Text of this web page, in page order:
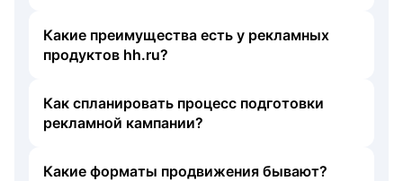
Какие преимущества есть у рекламных
продуктов hh.ru?
Как спланировать процесс подготовки
рекламной кампании?
Какие форматы продвижения бывают?